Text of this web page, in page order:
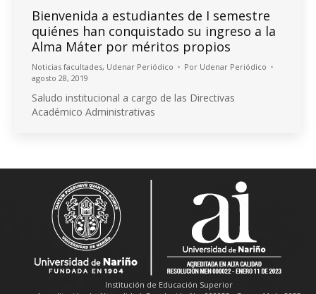
Bienvenida a estudiantes de I semestre
quiénes han conquistado su ingreso a la
Alma Máter por méritos propios
Noticias facultades, Udenar Periódico Por Udenar Periódico
agosto 28, 2019
Saludo institucional a cargo de las Directivas
Académico Administrativas
Institución de Educación Superior